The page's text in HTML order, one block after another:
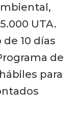
UTA.
10 días
de
para